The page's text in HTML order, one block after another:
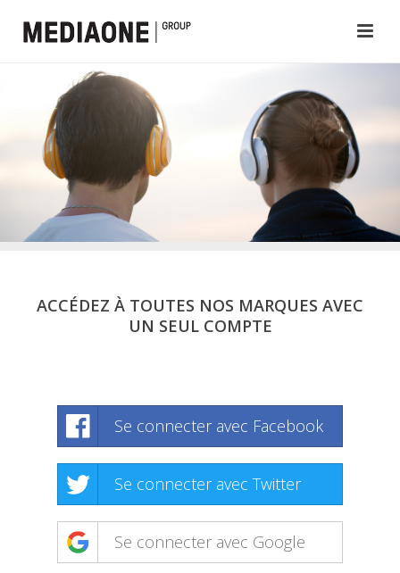
ACCÉDEZ À TOUTES NOS MARQUES AVEC
UN SEUL COMPTE
Se connecter avec Facebook
Se connecter avec Twitter
Se connecter avec Google